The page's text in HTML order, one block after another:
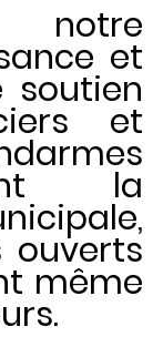
et
et
la
ouverts
même